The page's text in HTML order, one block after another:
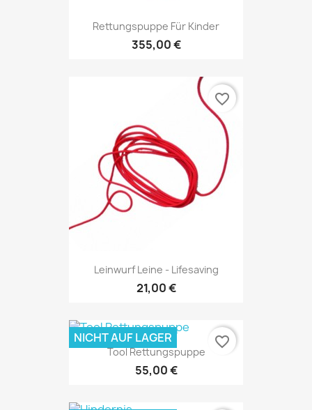
Rettungspuppe Für Kinder
355,00 €
Leinwurf Leine - Lifesaving
21,00 €
favorite_border
Tool Rettungspuppe
55,00 €
NICHT AUF LAGER favorite_border